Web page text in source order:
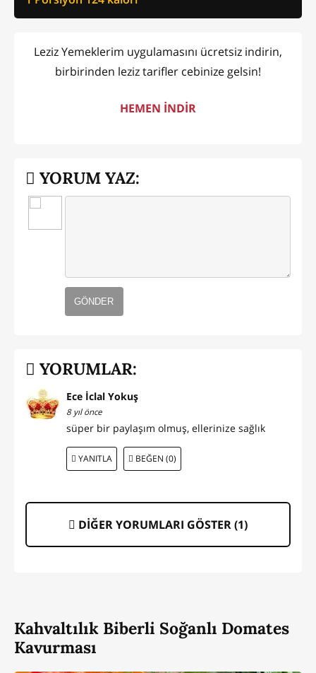
Leziz Yemeklerim uygulamasını ücretsiz indirin,
birbirinden leziz tarifler cebinize gelsin!
HEMEN İNDİR
YORUM YAZ:
GÖNDER
YORUMLAR:
Ece İclal Yokuş
8 yıl önce
süper bir paylaşım olmuş, ellerinize sağlık
YANITLA BEĞEN (0)
DİĞER YORUMLARI GÖSTER (1)
Kahvaltılık Biberli Soğanlı Domates
Kavurması